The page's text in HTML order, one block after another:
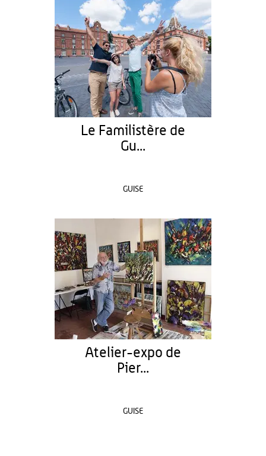
Le Familistère de
Gu...
GUISE
Atelier-expo de
Pier...
GUISE